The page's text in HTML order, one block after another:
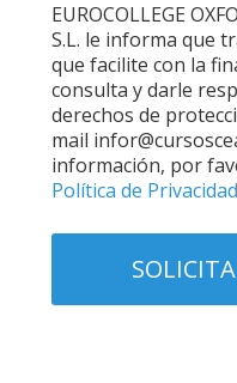
EUROCOLLEGE
S.L. le informa que
que facilite con la
consulta y darle
derechos de
mail
información, por
Política de Privacidad